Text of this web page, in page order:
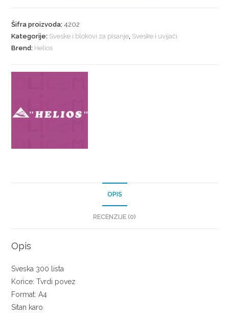
Šifra proizvoda:4202
Kategorije: Sveske i blokovi za pisanje, Sveske i uvijači
Brend: Helios
OPIS
RECENZIJE (0)
Opis
Sveska 300 lista
Korice: Tvrdi povez
Format: A4
Sitan karo